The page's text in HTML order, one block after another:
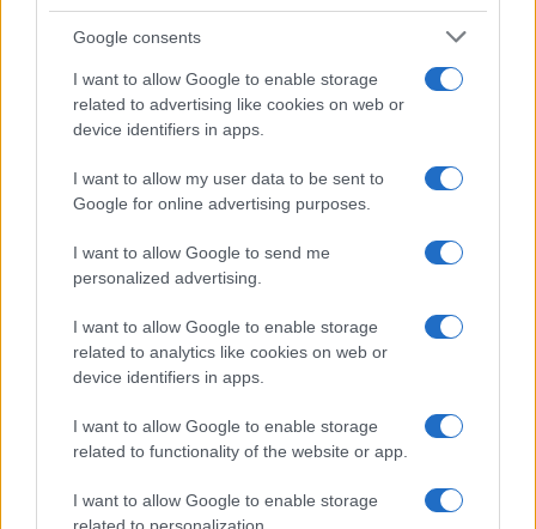
Google consents
I want to allow Google to enable storage
related to advertising like cookies on web or
device identifiers in apps.
I want to allow my user data to be sent to
Google for online advertising purposes.
I want to allow Google to send me
personalized advertising.
I want to allow Google to enable storage
related to analytics like cookies on web or
device identifiers in apps.
I want to allow Google to enable storage
related to functionality of the website or app.
I want to allow Google to enable storage
Τρόικα ώστε να προσδιοριστεί η βέλτιστη διαδικασία
επιβολής του νεοεκπονηθέντος σχεδίου κινητικότητας
και αποχωρήσεων βάσει του υπάρχοντος
Δημοσιοϋπαλληλικού Κώδικα».
Τμήμα ειδήσεων defencenet.gr